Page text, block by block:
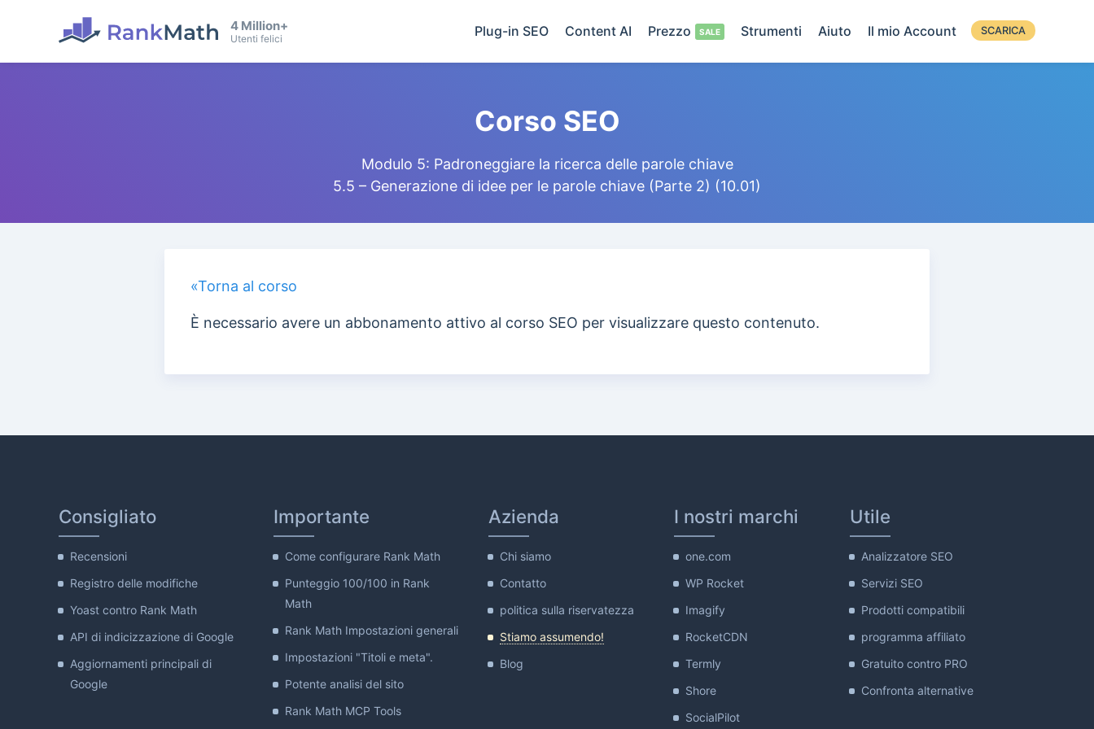
4 Million+
Utenti felici Plug-in SEO Content AI Prezzo Strumenti Aiuto Il mio Account SCARICA
Corso SEO
Modulo 5: Padroneggiare la ricerca delle parole chiave
5.5 – Generazione di idee per le parole chiave (Parte 2) (10.01)
«Torna al corso
È necessario avere un abbonamento attivo al corso SEO per visualizzare questo contenuto.
Consigliato
Recensioni
Registro delle modifiche
Yoast contro Rank Math
API di indicizzazione di Google
Aggiornamenti principali di
Google
Importante
Come configurare Rank Math
Punteggio 100/100 in Rank
Math
Rank Math Impostazioni generali
Impostazioni "Titoli e meta".
Potente analisi del sito
Rank Math MCP Tools
Azienda
Chi siamo
Contatto
politica sulla riservatezza
Stiamo assumendo!
Blog
I nostri marchi
one.com
WP Rocket
Imagify
RocketCDN
Termly
Shore
SocialPilot
Utile
Analizzatore SEO
Servizi SEO
Prodotti compatibili
programma affiliato
Gratuito contro PRO
Confronta alternative